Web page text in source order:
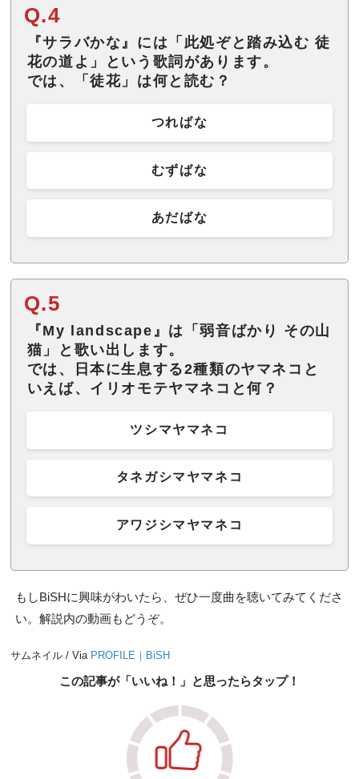
Q.4
『サラバかな』には「此処ぞと踏み込む 徒
花の道よ」という歌詞があります。
では、「徒花」は何と読む？
つればな
むずばな
あだばな
Q.5
『My landscape』は「弱音ばかり その山
猫」と歌い出します。
では、日本に生息する2種類のヤマネコと
いえば、イリオモテヤマネコと何？
ツシマヤマネコ
タネガシマヤマネコ
アワジシマヤマネコ
もしBiSHに興味がわいたら、ぜひ一度曲を聴いてみてくださ
い。解説内の動画もどうぞ。
サムネイル / Via PROFILE｜BiSH
この記事が「いいね！」と思ったらタップ！